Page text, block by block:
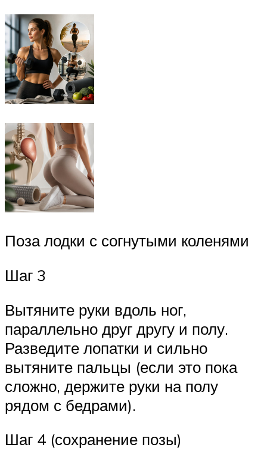
Поза лодки с согнутыми коленями
Шаг 3
Вытяните руки вдоль ног,
параллельно друг другу и полу.
Разведите лопатки и сильно
вытяните пальцы (если это пока
сложно, держите руки на полу
рядом с бедрами).
Шаг 4 (сохранение позы)